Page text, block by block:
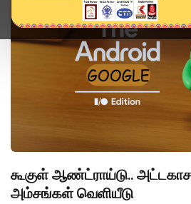
கூகுள் ஆண்ட்ராய்டு..
அம்சங்கள் வெளியீடு